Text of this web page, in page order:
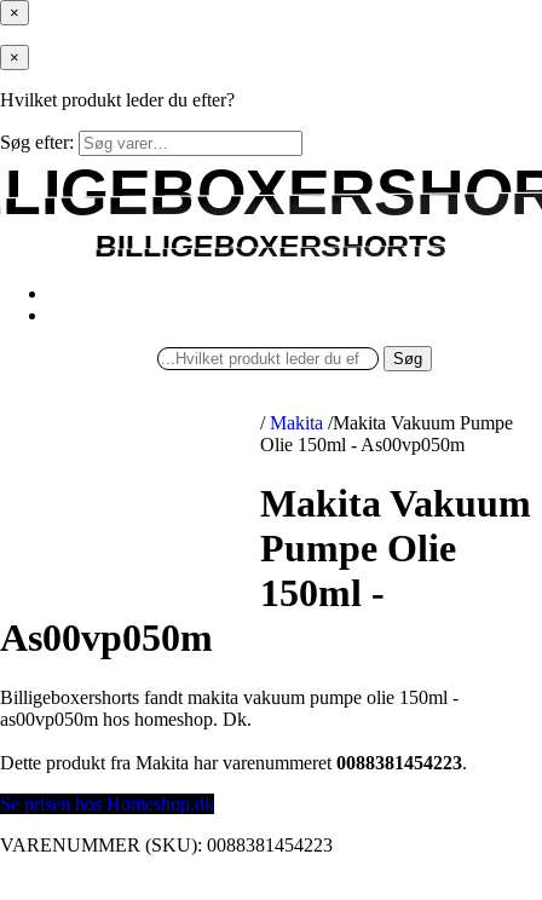
×
×
Hvilket produkt leder du efter?
Søg efter:
BILLIGEBOXERSHORTS
BILLIGEBOXERSHORTS
Søg
/ Makita /Makita Vakuum Pumpe
Olie 150ml - As00vp050m
Makita Vakuum
Pumpe Olie
150ml -
As00vp050m
Billigeboxershorts fandt makita vakuum pumpe olie 150ml -
as00vp050m hos homeshop. Dk.
Dette produkt fra Makita har varenummeret 0088381454223.
Se prisen hos Homeshop.dk
VARENUMMER (SKU): 0088381454223